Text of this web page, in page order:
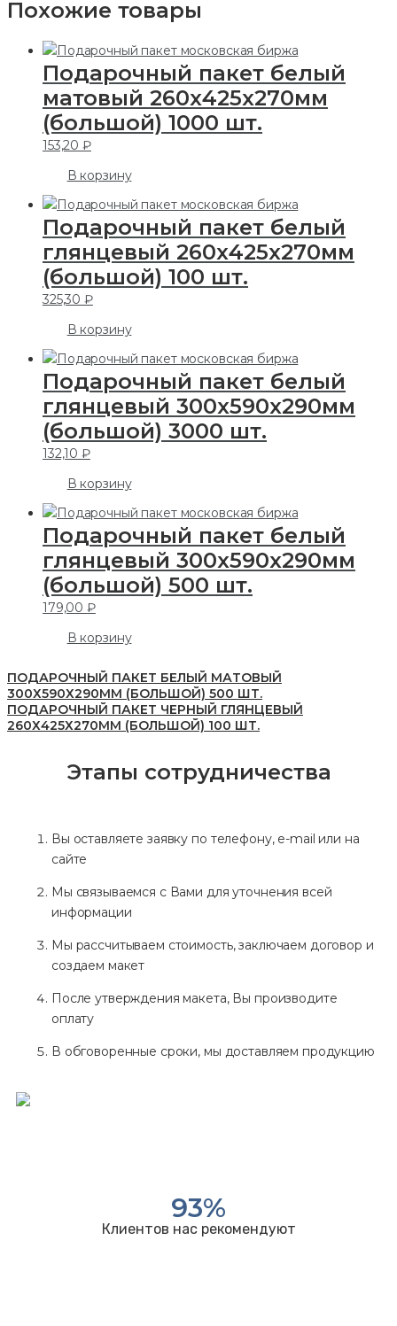
Похожие товары
Подарочный пакет белый
матовый 260х425х270мм
(большой) 1000 шт.
153,20₽
В корзину
Подарочный пакет белый
глянцевый 260х425х270мм
(большой) 100 шт.
325,30₽
В корзину
Подарочный пакет белый
глянцевый 300х590х290мм
(большой) 3000 шт.
132,10₽
В корзину
Подарочный пакет белый
глянцевый 300х590х290мм
(большой) 500 шт.
179,00₽
В корзину
ПОДАРОЧНЫЙ ПАКЕТ БЕЛЫЙ МАТОВЫЙ
300Х590Х290ММ (БОЛЬШОЙ) 500 ШТ.
ПОДАРОЧНЫЙ ПАКЕТ ЧЕРНЫЙ ГЛЯНЦЕВЫЙ
260Х425Х270ММ (БОЛЬШОЙ) 100 ШТ.
Этапы сотрудничества
Вы оставляете заявку по телефону, e-mail или на
сайте
Мы связываемся с Вами для уточнения всей
информации
Мы рассчитываем стоимость, заключаем договор и
создаем макет
После утверждения макета, Вы производите
оплату
В обговоренные сроки, мы доставляем продукцию
93%
Клиентов нас рекомендуют